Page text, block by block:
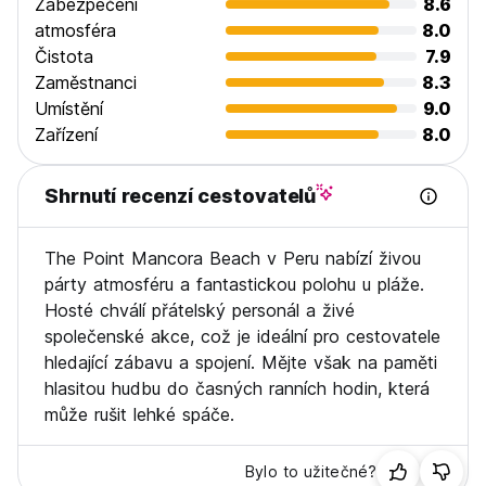
Zabezpečení
8.6
atmosféra
8.0
Čistota
7.9
Zaměstnanci
8.3
Umístění
9.0
Zařízení
8.0
Shrnutí recenzí cestovatelů
The Point Mancora Beach v Peru nabízí živou
párty atmosféru a fantastickou polohu u pláže.
Hosté chválí přátelský personál a živé
společenské akce, což je ideální pro cestovatele
hledající zábavu a spojení. Mějte však na paměti
hlasitou hudbu do časných ranních hodin, která
může rušit lehké spáče.
Bylo to užitečné?